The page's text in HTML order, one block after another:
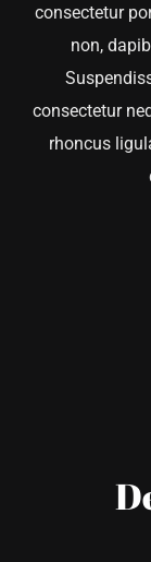
consectetur
non,
consectetur
rhoncus